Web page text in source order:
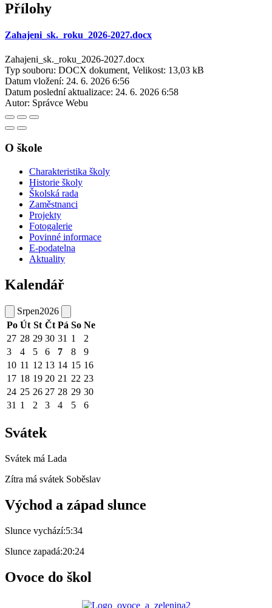
Přílohy
Zahajeni_sk._roku_2026-2027.docx
Zahajeni_sk._roku_2026-2027.docx
Typ souboru: DOCX dokument, Velikost: 13,03 kB
Datum vložení: 24. 6. 2026 6:56
Datum poslední aktualizace: 24. 6. 2026 6:58
Autor: Správce Webu
O škole
Charakteristika školy
Historie školy
Školská rada
Zaměstnanci
Projekty
Fotogalerie
Povinné informace
E-podatelna
Aktuality
Kalendář
Srpen2026
Po Út St Čt Pá So Ne
27 28 29 30 31 1
2
3
4 5 6 7 8
9
10 11 12 13 14 15 16
17 18 19 20 21 22 23
24 25 26 27 28 29 30
31 1 2 3 4 5 6
Svátek
Svátek má Lada
Zítra má svátek Soběslav
Východ a západ slunce
Slunce vychází:5:34
Slunce zapadá:20:24
Ovoce do škol